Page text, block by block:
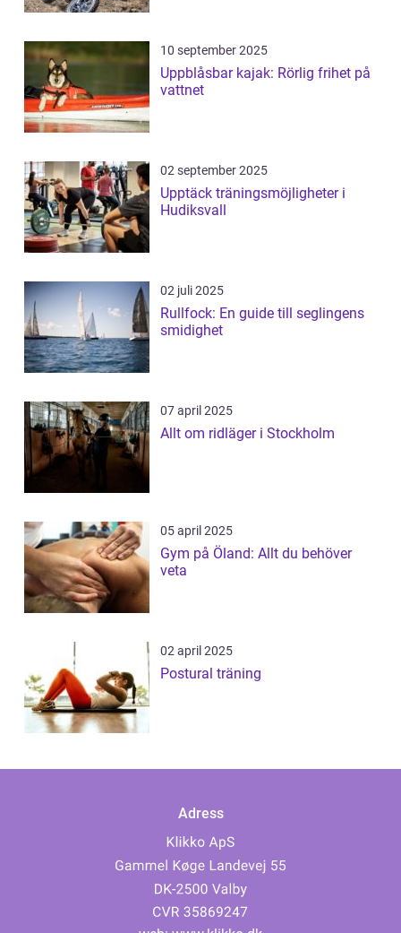
10 september 2025
Uppblåsbar kajak: Rörlig frihet på
vattnet
02 september 2025
Upptäck träningsmöjligheter i
Hudiksvall
02 juli 2025
Rullfock: En guide till seglingens
smidighet
07 april 2025
Allt om ridläger i Stockholm
05 april 2025
Gym på Öland: Allt du behöver
veta
02 april 2025
Postural träning
Adress